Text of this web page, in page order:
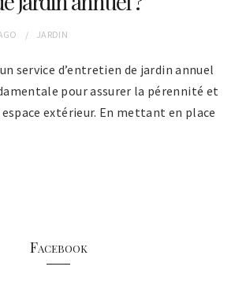
JARDIN
service d’entretien de jardin annuel
pour assurer la pérennité et
extérieur. En mettant en place
Facebook